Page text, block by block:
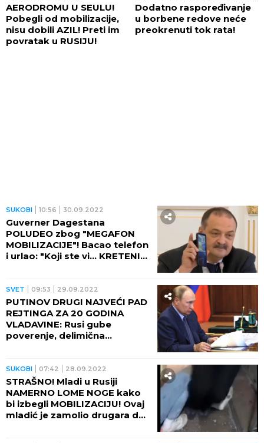
AERODROMU U SEULU!
Pobegli od mobilizacije,
nisu dobili AZIL! Preti im
povratak u RUSIJU!
Dodatno raspoređivanje
u borbene redove neće
preokrenuti tok rata!
SUKOBI 10:56 30.09.2022
Guverner Dagestana
POLUDEO zbog "MEGAFON
MOBILIZACIJE"! Bacao telefon
i urlao: "Koji ste vi... KRETENI"!
SVET 09:53 29.09.2022
PUTINOV DRUGI NAJVEĆI PAD
REJTINGA ZA 20 GODINA
VLADAVINE: Rusi gube
poverenje, delimična
SUKOBI 07:42 28.09.2022
STRAŠNO! Mladi u Rusiji
NAMERNO LOME NOGE kako
bi izbegli MOBILIZACIJU! Ovaj
mladić je zamolio drugara da